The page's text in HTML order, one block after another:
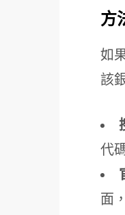
方
如
該
代
面